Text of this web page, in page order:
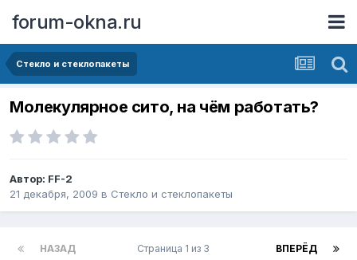
forum-okna.ru
Стекло и стеклопакеты
Молекулярное сито, на чём работать?
Автор: FF-2
21 декабря, 2009 в Стекло и стеклопакеты
НАЗАД ВПЕРЁД
Страница 1 из 3